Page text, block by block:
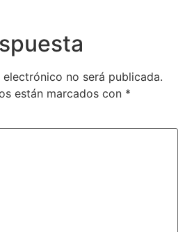
no será publicada.
están marcados con *